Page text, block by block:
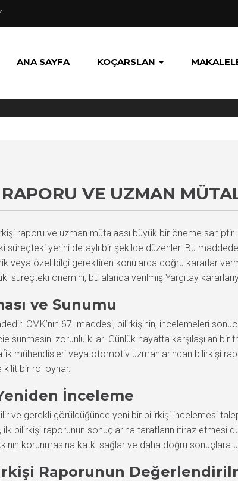
ANA SAYFA KOÇARSLAN
VE UZMAN
raporu ve uzman mütalaası büyük bir öneme sahiptir.
süreçteki yerini detaylı bir şekilde düzenler. Bu
veya özel bilgi gerektiren konularda doğru kararlar
süreçteki önemini, bu alanda verilmiş Yargıtay
ve Sunumu
CMK’nın 67. maddesi, bilirkişinin, incelemeleri
sunmasını zorunlu kılar. Günlük hayatta karşılaşılan bir
mühendisleri veya otomotiv uzmanlarından bilirkişi
kilit bir rol oynar.
İnceleme
ve gerekli görüldüğünde yeni bir bilirkişi incelemesi
bilirkişi raporunun sonuçlarına tarafların itiraz etmesi
korunmasına katkı sağlar ve daha doğru sonuçlara
Raporunun